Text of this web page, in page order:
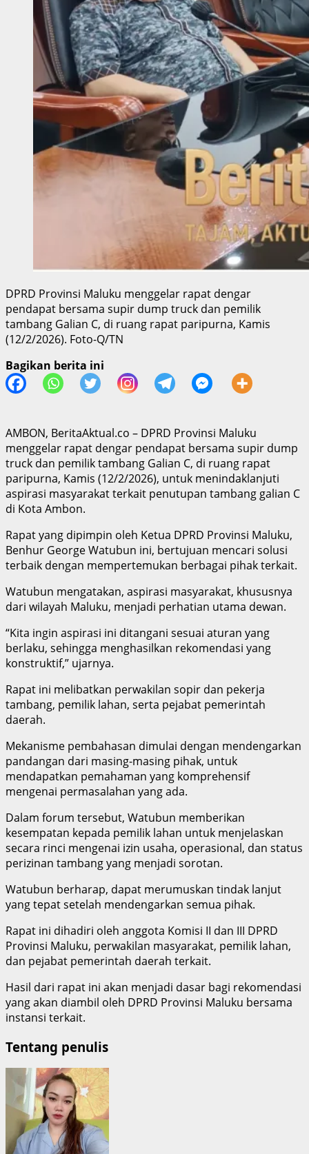
DPRD Provinsi Maluku menggelar rapat dengar
pendapat bersama supir dump truck dan pemilik
tambang Galian C, di ruang rapat paripurna, Kamis
(12/2/2026). Foto-Q/TN
Bagikan berita ini
AMBON, BeritaAktual.co – DPRD Provinsi Maluku
menggelar rapat dengar pendapat bersama supir dump
truck dan pemilik tambang Galian C, di ruang rapat
paripurna, Kamis (12/2/2026), untuk menindaklanjuti
aspirasi masyarakat terkait penutupan tambang galian C
di Kota Ambon.
Rapat yang dipimpin oleh Ketua DPRD Provinsi Maluku,
Benhur George Watubun ini, bertujuan mencari solusi
terbaik dengan mempertemukan berbagai pihak terkait.
Watubun mengatakan, aspirasi masyarakat, khususnya
dari wilayah Maluku, menjadi perhatian utama dewan.
“Kita ingin aspirasi ini ditangani sesuai aturan yang
berlaku, sehingga menghasilkan rekomendasi yang
konstruktif,” ujarnya.
Rapat ini melibatkan perwakilan sopir dan pekerja
tambang, pemilik lahan, serta pejabat pemerintah
daerah.
Mekanisme pembahasan dimulai dengan mendengarkan
pandangan dari masing-masing pihak, untuk
mendapatkan pemahaman yang komprehensif
mengenai permasalahan yang ada.
Dalam forum tersebut, Watubun memberikan
kesempatan kepada pemilik lahan untuk menjelaskan
secara rinci mengenai izin usaha, operasional, dan status
perizinan tambang yang menjadi sorotan.
Watubun berharap, dapat merumuskan tindak lanjut
yang tepat setelah mendengarkan semua pihak.
Rapat ini dihadiri oleh anggota Komisi II dan III DPRD
Provinsi Maluku, perwakilan masyarakat, pemilik lahan,
dan pejabat pemerintah daerah terkait.
Hasil dari rapat ini akan menjadi dasar bagi rekomendasi
yang akan diambil oleh DPRD Provinsi Maluku bersama
instansi terkait.
Tentang penulis